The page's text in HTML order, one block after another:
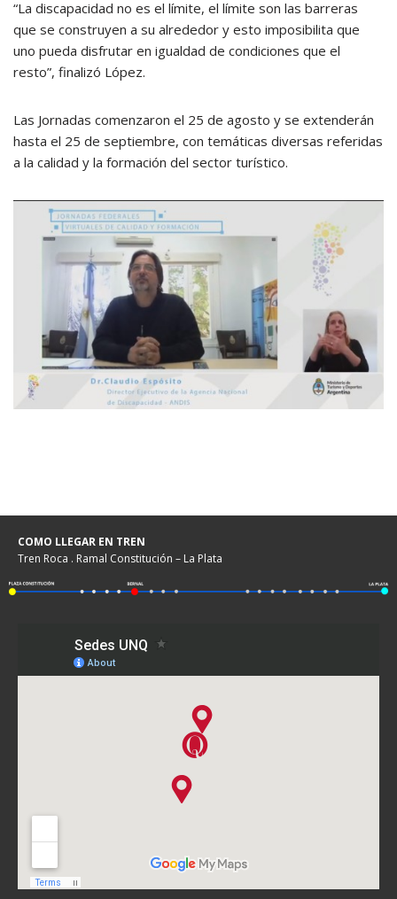
“La discapacidad no es el límite, el límite son las barreras
que se construyen a su alrededor y esto imposibilita que
uno pueda disfrutar en igualdad de condiciones que el
resto”, finalizó López.
Las Jornadas comenzaron el 25 de agosto y se extenderán
hasta el 25 de septiembre, con temáticas diversas referidas
a la calidad y la formación del sector turístico.
COMO LLEGAR EN TREN
Tren Roca . Ramal Constitución – La Plata